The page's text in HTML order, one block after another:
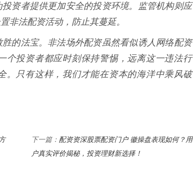
资者提供更加安全的投资环境。监管机构则应
非法配资活动，防止其蔓延。
的法宝。非法场外配资虽然看似诱人网络配资
个投资者都应时刻保持警惕，远离这一违法行
。只有这样，我们才能在资本的海洋中乘风破
下一篇： 配资资深股票配资门户 徽操盘表现如何？用
户真实评价揭秘，投资理财新选择！